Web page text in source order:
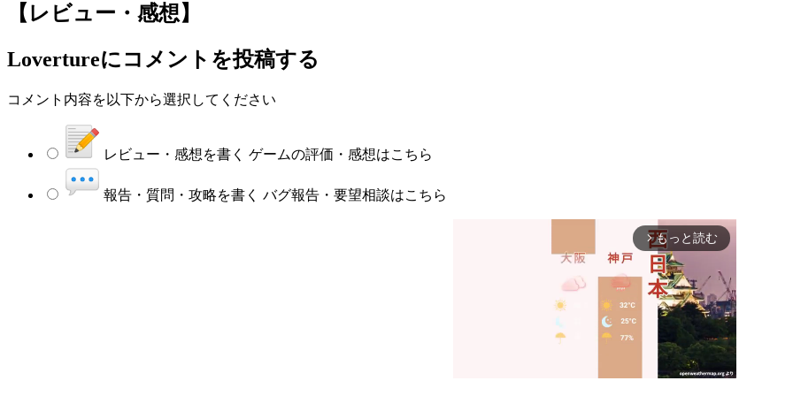
【レビュー・感想】
Lovertureにコメントを投稿する
コメント内容を以下から選択してください
レビュー・感想を書く ゲームの評価・感想はこちら
報告・質問・攻略を書く バグ報告・要望相談はこちら
arrow_forward_ios もっと読む